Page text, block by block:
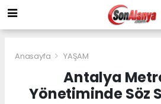
Anasayfa YAŞAM
Antalya
Yönetiminde Söz